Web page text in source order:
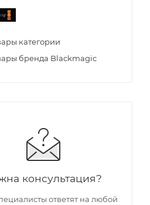
категории
бренда Blackmagic
консультация?
ответят на любой